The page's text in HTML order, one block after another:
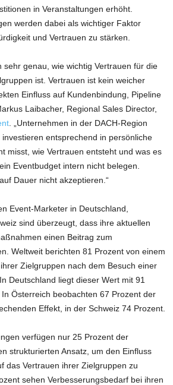
in Veranstaltungen erhöht.
werden dabei als wichtiger Faktor
und Vertrauen zu stärken.
sehr genau, wie wichtig Vertrauen für die
ist. Vertrauen ist kein weicher
Einfluss auf Kundenbindung, Pipeline
Laibacher, Regional Sales Director,
. „Unternehmen in der DACH-Region
entsprechend in persönliche
misst, wie Vertrauen entsteht und was es
Eventbudget intern nicht belegen.
Dauer nicht akzeptieren.“
Event-Marketer in Deutschland,
sind überzeugt, dass ihre aktuellen
einen Beitrag zum
Weltweit berichten 81 Prozent von einem
Zielgruppen nach dem Besuch einer
Deutschland liegt dieser Wert mit 91
Österreich beobachten 67 Prozent der
Effekt, in der Schweiz 74 Prozent.
verfügen nur 25 Prozent der
strukturierten Ansatz, um den Einfluss
das Vertrauen ihrer Zielgruppen zu
sehen Verbesserungsbedarf bei ihren